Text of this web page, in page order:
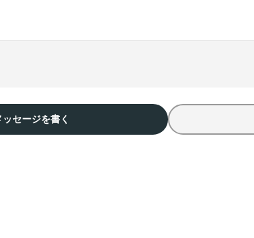
ッセージを書く